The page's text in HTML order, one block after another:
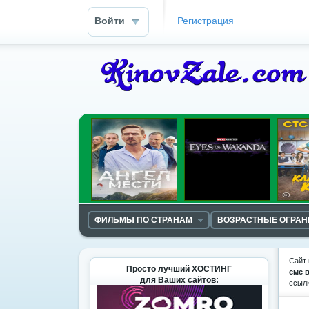
Войти Регистрация
ФИЛЬМЫ ПО СТРАНАМ ВОЗРАСТНЫЕ
Сайт
смс
Просто лучший ХОСТИНГ
для Ваших сайтов: